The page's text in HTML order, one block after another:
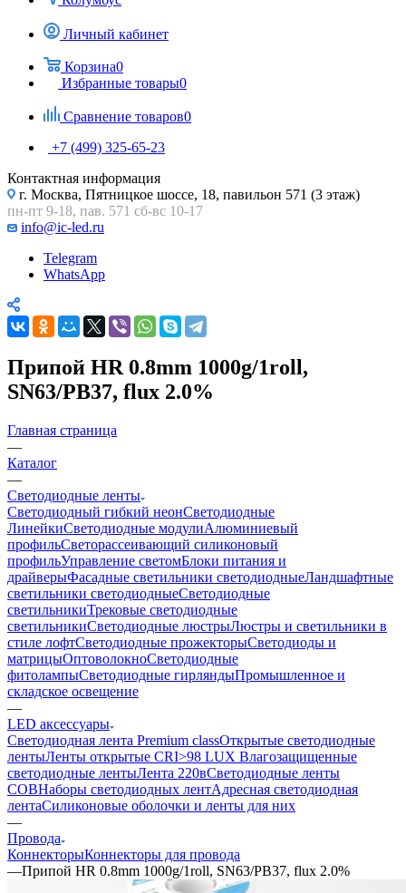
Личный кабинет
Корзина0
Избранные товары0
Сравнение товаров0
+7 (499) 325-65-23
Контактная информация
г. Москва, Пятницкое шоссе, 18, павильон 571 (3 этаж)
пн-пт 9-18, пав. 571 сб-вс 10-17
info@ic-led.ru
Telegram
WhatsApp
Припой HR 0.8mm 1000g/1roll,
SN63/PB37, flux 2.0%
Главная страница
—
Каталог
—
Светодиодные ленты
Светодиодный гибкий неонСветодиодные
ЛинейкиСветодиодные модулиАлюминиевый
профильСветорассеивающий силиконовый
профильУправление светомБлоки питания и
драйверыФасадные светильники светодиодныеЛандшафтные
светильники светодиодныеСветодиодные
светильникиТрековые светодиодные
светильникиСветодиодные люстрыЛюстры и светильники в
стиле лофтСветодиодные прожекторыСветодиоды и
матрицыОптоволокноСветодиодные
фитолампыСветодиодные гирляндыПромышленное и
складское освещение
—
LED аксессуары
Светодиодная лента Premium classОткрытые светодиодные
лентыЛенты открытые CRI>98 LUX Влагозащищенные
светодиодные лентыЛента 220вСветодиодные ленты
COBНаборы светодиодных лентАдресная светодиодная
лентаСиликоновые оболочки и ленты для них
—
Провода
КоннекторыКоннекторы для провода
—Припой HR 0.8mm 1000g/1roll, SN63/PB37, flux 2.0%